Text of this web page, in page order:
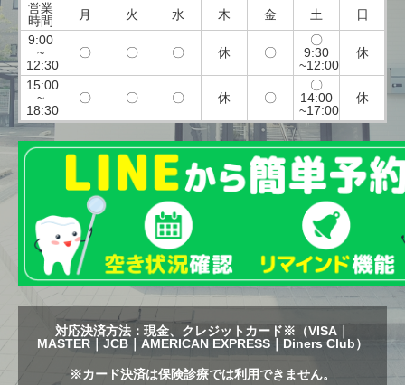
営業
時間
月 火 水 木 金 土
日
9:00
~
12:30
〇 〇 〇 休 〇
〇
9:30
~12:00
休
15:00
~
18:30
〇 〇 〇 休 〇
〇
14:00
~17:00
休
対応決済方法：現金、クレジットカード※（VISA｜
MASTER｜JCB｜AMERICAN EXPRESS｜Diners Club）
※カード決済は保険診療では利用できません。